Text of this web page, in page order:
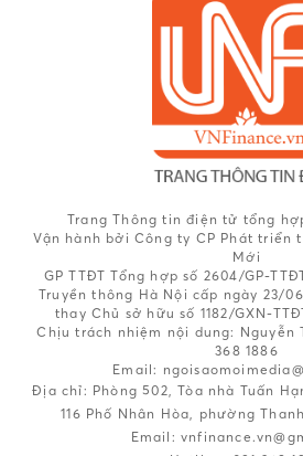
Trang Thông tin điện tử tổng
Vận hành bởi Công ty CP Phát triển
Mới
GP TTĐT Tổng hợp số 2604/GP-
Truyền thông Hà Nội cấp ngày 23/
thay Chủ sở hữu số 1182/GXN-
Chịu trách nhiệm nội dung: Nguyễn
368 1886
Email:
Địa chỉ: Phòng 502, Tòa nhà Tuấn
116 Phố Nhân Hòa, phường
Email: